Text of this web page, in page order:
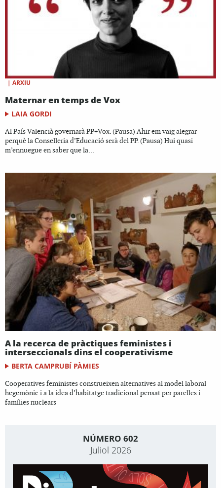
| ARXIU
Maternar en temps de Vox
LAIA GORDI
Al País Valencià governarà PP+Vox. (Pausa) Ahir em vaig alegrar
perquè la Conselleria d’Educació serà del PP. (Pausa) Hui quasi
m’ennuegue en saber que la...
A la recerca de pràctiques feministes i
interseccionals dins el cooperativisme
BERTA CAMPRUBÍ PÀMIES
Cooperatives feministes construeixen alternatives al model laboral
hegemònic i a la idea d’habitatge tradicional pensat per parelles i
famílies nuclears
NÚMERO 602
Juliol 2026